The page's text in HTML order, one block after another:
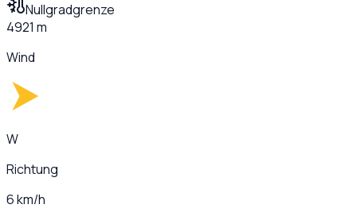
Nullgradgrenze
4921 m
Wind
W
Richtung
6 km/h